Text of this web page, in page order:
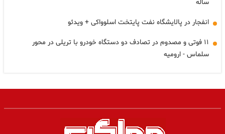
ساله
انفجار در پالایشگاه نفت پایتخت اسلوواکی + ویدئو
۱۱ فوتی و مصدوم در تصادف دو دستگاه خودرو با تریلی در محور
سلماس - ارومیه